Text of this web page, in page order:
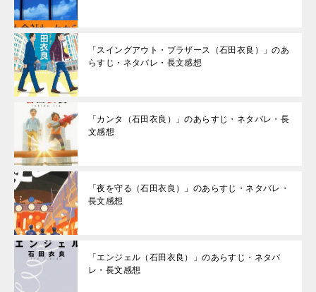
「スイングアウト・ブラザース（石田衣良）」のあ
らすじ・ネタバレ・長文感想
「カンタ（石田衣良）」のあらすじ・ネタバレ・長
文感想
「夜を守る（石田衣良）」のあらすじ・ネタバレ・
長文感想
「エンジェル（石田衣良）」のあらすじ・ネタバ
レ・長文感想